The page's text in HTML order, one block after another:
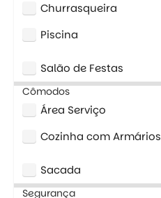
Churrasqueira
Piscina
Salão de Festas
Cômodos
Área Serviço
Cozinha com Armários
Sacada
Segurança